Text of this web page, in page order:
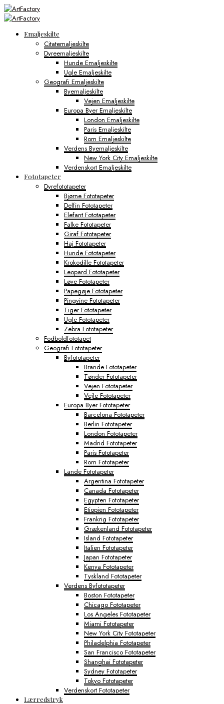
Emaljeskilte
Citatemaljeskilte
Dyreemaljeskilte
Hunde Emaljeskilte
Ugle Emaljeskilte
Geografi Emaljeskilte
Byemaljeskilte
Vejen Emaljeskilte
Europa Byer Emaljeskilte
London Emaljeskilte
Paris Emaljeskilte
Rom Emaljeskilte
Verdens Byemaljeskilte
New York City Emaljeskilte
Verdenskort Emaljeskilte
Fototapeter
Dyrefototapeter
Bjørne Fototapeter
Delfin Fototapeter
Elefant Fototapeter
Falke Fototapeter
Giraf Fototapeter
Haj Fototapeter
Hunde Fototapeter
Krokodille Fototapeter
Leopard Fototapeter
Løve Fototapeter
Papegøje Fototapeter
Pingvine Fototapeter
Tiger Fototapeter
Ugle Fototapeter
Zebra Fototapeter
Fodboldfototapet
Geografi Fototapeter
Byfototapeter
Brande Fototapeter
Tønder Fototapeter
Vejen Fototapeter
Vejle Fototapeter
Europa Byer Fototapeter
Barcelona Fototapeter
Berlin Fototapeter
London Fototapeter
Madrid Fototapeter
Paris Fototapeter
Rom Fototapeter
Lande Fototapeter
Argentina Fototapeter
Canada Fototapeter
Egypten Fototapeter
Etiopien Fototapeter
Frankrig Fototapeter
Grækenland Fototapeter
Island Fototapeter
Italien Fototapeter
Japan Fototapeter
Kenya Fototapeter
Tyskland Fototapeter
Verdens Byfototapeter
Boston Fototapeter
Chicago Fototapeter
Los Angeles Fototapeter
Miami Fototapeter
New York City Fototapeter
Philadelphia Fototapeter
San Francisco Fototapeter
Shanghai Fototapeter
Sydney Fototapeter
Tokyo Fototapeter
Verdenskort Fototapeter
Lærredstryk